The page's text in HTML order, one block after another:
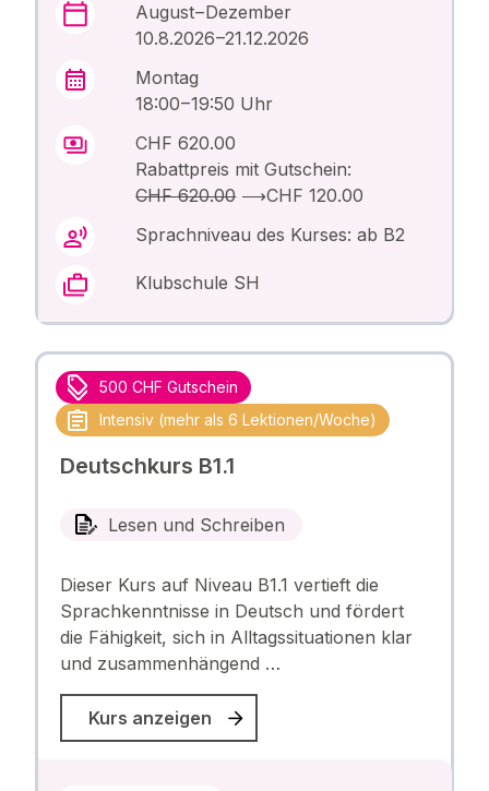
August – Dezember
10.8.2026 –21.12.2026
Montag
18:00 – 19:50 Uhr
CHF 620.00
Rabattpreis mit Gutschein:
CHF 620.00⟶CHF 120.00
Sprachniveau des Kurses: ab B2
Klubschule SH
500 CHF Gutschein
Intensiv (mehr als 6 Lektionen/Woche)
Deutschkurs B1.1
Lesen und Schreiben
Dieser Kurs auf Niveau B1.1 vertieft die
Sprachkenntnisse in Deutsch und fördert
die Fähigkeit, sich in Alltagssituationen klar
und zusammenhängend …
Kurs anzeigen